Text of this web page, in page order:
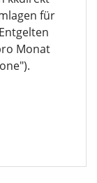
für
Monat